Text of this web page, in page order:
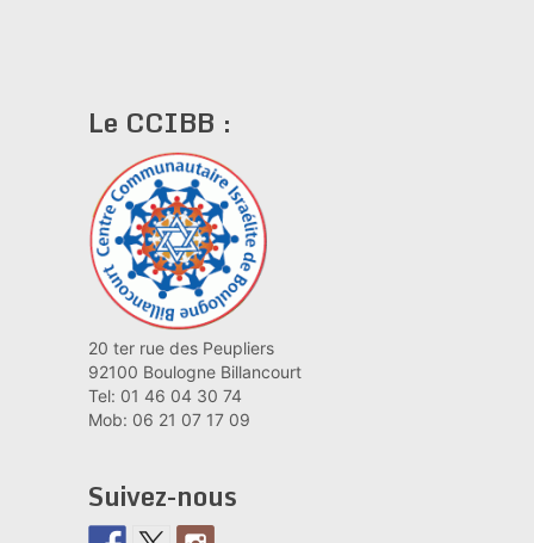
Le CCIBB :
20 ter rue des Peupliers
92100 Boulogne Billancourt
Tel: 01 46 04 30 74
Mob: 06 21 07 17 09
Suivez-nous